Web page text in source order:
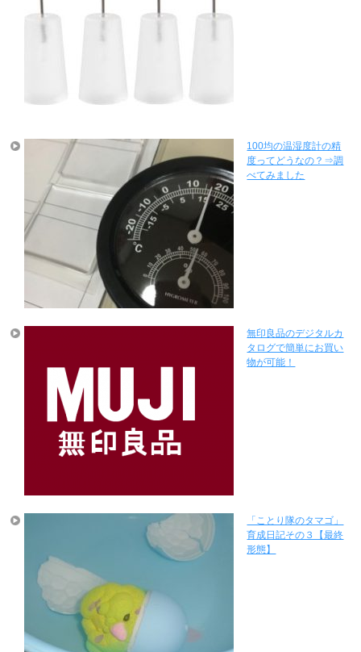
100均の温湿度計の精
度ってどうなの？⇒調
べてみました
無印良品のデジタルカ
タログで簡単にお買い
物が可能！
「ことり隊のタマゴ」
育成日記その３【最終
形態】